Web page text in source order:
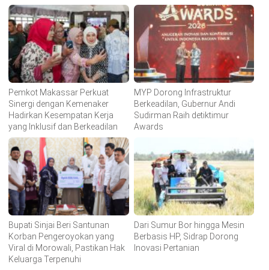
Pemkot Makassar Perkuat
Sinergi dengan Kemenaker
Hadirkan Kesempatan Kerja
yang Inklusif dan Berkeadilan
MYP Dorong Infrastruktur
Berkeadilan, Gubernur Andi
Sudirman Raih detiktimur
Awards
Bupati Sinjai Beri Santunan
Korban Pengeroyokan yang
Viral di Morowali, Pastikan Hak
Keluarga Terpenuhi
Dari Sumur Bor hingga Mesin
Berbasis HP, Sidrap Dorong
Inovasi Pertanian